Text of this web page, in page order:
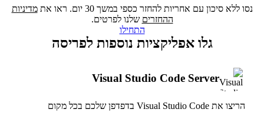
נסו ללא סיכון עם אחריות להחזר כספי במשך 30 יום. ראו את
מדיניות
ההחזרים שלנו לפרטים.
התחילו
גלו אפליקציות נוספות לפריסה
Visual Studio Code Server
הריצו את Visual Studio Code בדפדפן שלכם בכל מקום